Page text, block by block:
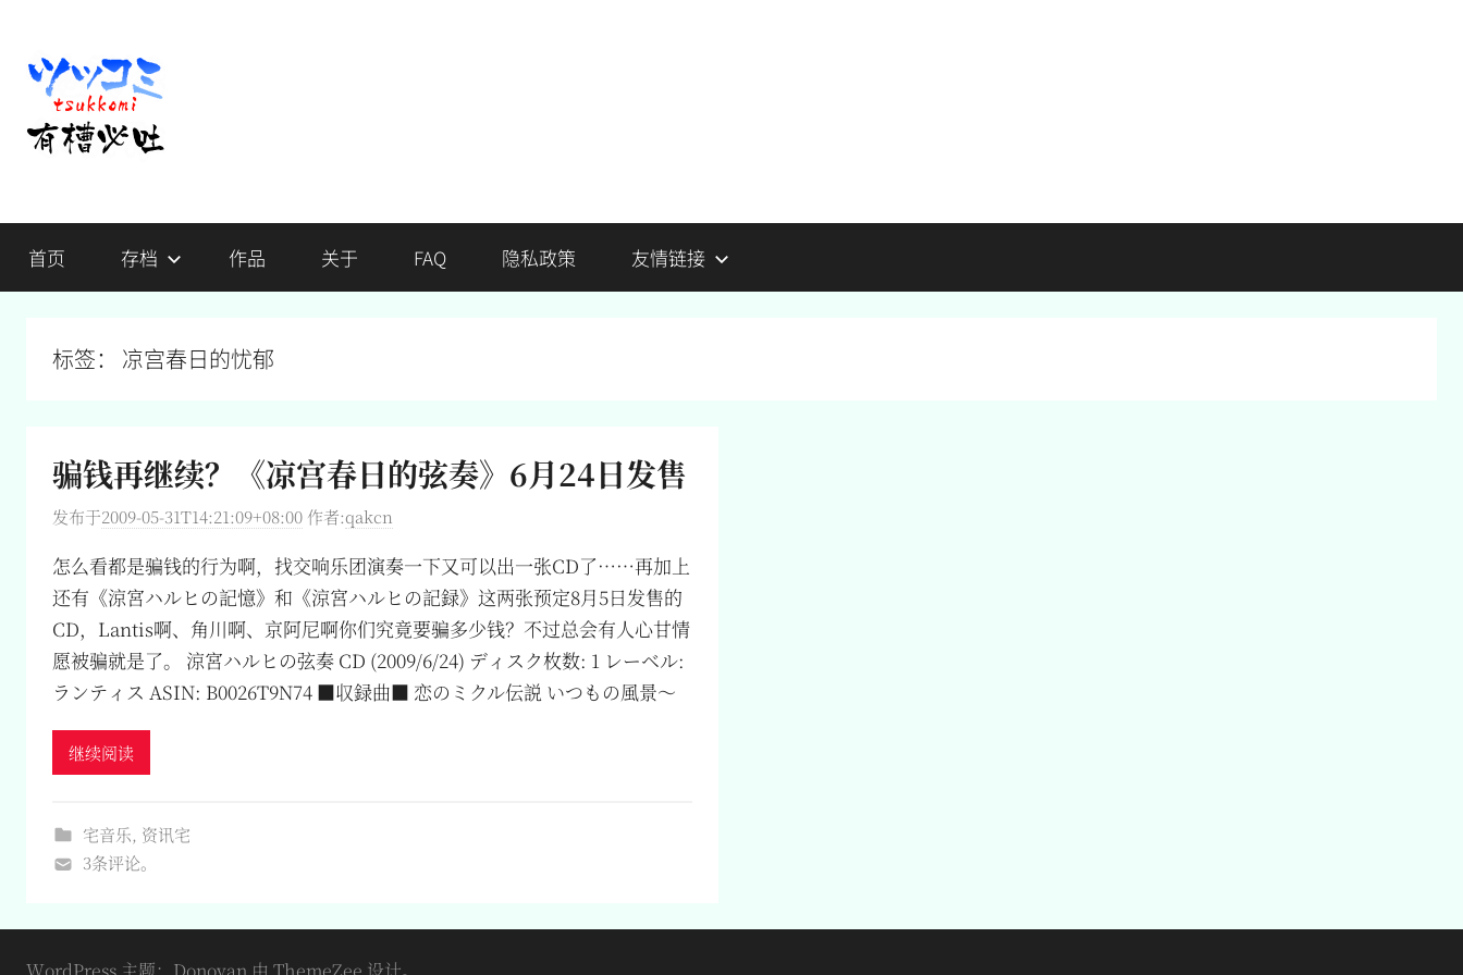
有
槽
必
吐
槽，
首页 存档 作品 关于 FAQ 隐私政策 友情链接
标签： 凉宫春日的忧郁
骗钱再继续？《凉宫春日的弦奏》6月24日发售
发布于2009-05-31T14:21:09+08:00 作者:qakcn
怎么看都是骗钱的行为啊，找交响乐团演奏一下又可以出一张CD了……再加上
还有《涼宮ハルヒの記憶》和《涼宮ハルヒの記録》这两张预定8月5日发售的
CD，Lantis啊、角川啊、京阿尼啊你们究竟要骗多少钱？不过总会有人心甘情
愿被骗就是了。 涼宮ハルヒの弦奏 CD (2009/6/24) ディスク枚数: 1 レーベル:
ランティス ASIN: B0026T9N74 ■収録曲■ 恋のミクル伝説 いつもの風景～
继续阅读
宅音乐, 资讯宅
3条评论。